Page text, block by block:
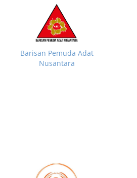
Barisan Pemuda Adat
Nusantara